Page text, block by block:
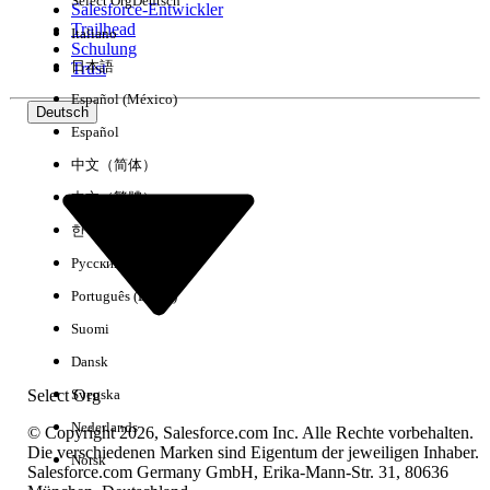
Erfahrung
Keine Ergebnisse
Salesforce-Entwickler
Trailhead
Schulung
Trust
Deutsch
Select Org
Italiano
日本語
Español (México)
Español
中文（简体）
中文（繁體）
한국어
Русский
Português (Brasil)
Suomi
Dansk
Svenska
Nederlands
Norsk
© Copyright 2026, Salesforce.com Inc. Alle Rechte vorbehalten.
Die verschiedenen Marken sind Eigentum der jeweiligen Inhaber.
Salesforce.com Germany GmbH, Erika-Mann-Str. 31, 80636